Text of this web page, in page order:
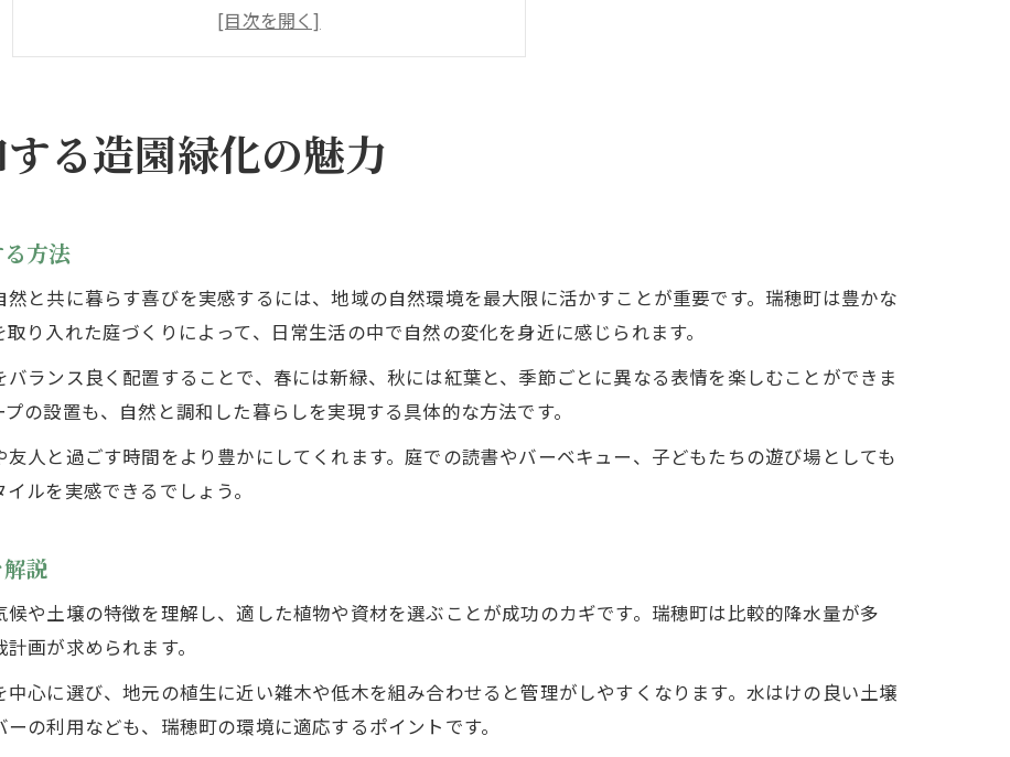
造園がもたらす心地よい住環境の魅力とは
造園緑化が育む地域の自然との共生体験
四季を感じる庭づくりを瑞穂町で叶える方法
造園で楽しむ瑞穂町の四季折々の景色
季節ごとの手入れで造園を楽しむコツ
造園緑化で彩る瑞穂町の四季の魅力
造園で豊かな暮らしを瑞穂町にもたらすコツ
造園緑化で快適な住まいを実現する方法
瑞穂町の暮らしに合う造園緑化の秘訣
造園緑化で地域環境を守る取り組み例
瑞穂町で実践する環境配慮の造園工夫
る造園緑化の魅力
方法
と共に暮らす喜びを実感するには、地域の自然環境を最大限に活かすことが重要です。瑞穂町は豊かな
り入れた庭づくりによって、日常生活の中で自然の変化を身近に感じられます。
ランス良く配置することで、春には新緑、秋には紅葉と、季節ごとに異なる表情を楽しむことができま
の設置も、自然と調和した暮らしを実現する具体的な方法です。
人と過ごす時間をより豊かにしてくれます。庭での読書やバーベキュー、子どもたちの遊び場としても
ルを実感できるでしょう。
説
や土壌の特徴を理解し、適した植物や資材を選ぶことが成功のカギです。瑞穂町は比較的降水量が多
画が求められます。
心に選び、地元の植生に近い雑木や低木を組み合わせると管理がしやすくなります。水はけの良い土壌
の利用なども、瑞穂町の環境に適応するポイントです。